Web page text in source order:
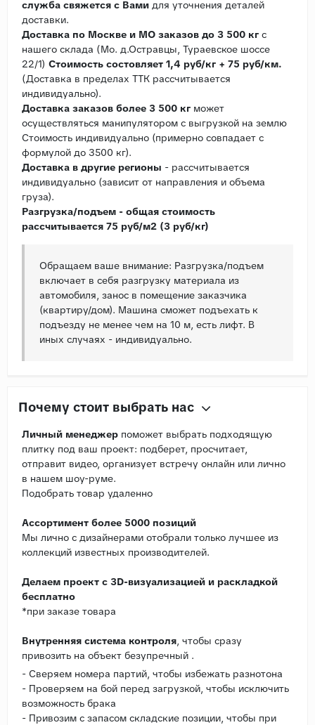
служба свяжется с Вами для уточнения деталей
доставки.
Доставка по Москве и МО заказов до 3 500 кг с
нашего склада (Мо. д.Остравцы, Тураевское шоссе
22/1) Стоимость состовляет 1,4 руб/кг + 75 руб/км.
(Доставка в пределах ТТК рассчитывается
индивидуально).
Доставка заказов более 3 500 кг может
осуществляться манипулятором с выгрузкой на землю
Стоимость индивидуально (примерно совпадает с
формулой до 3500 кг).
Доставка в другие регионы - рассчитывается
индивидуально (зависит от направления и объема
груза).
Разгрузка/подъем - общая стоимость
рассчитывается 75 руб/м2 (3 руб/кг)
Обращаем ваше внимание: Разгрузка/подъем
включает в себя разгрузку материала из
автомобиля, занос в помещение заказчика
(квартиру/дом). Машина сможет подъехать к
подъезду не менее чем на 10 м, есть лифт. В
иных случаях - индивидуально.
Почему стоит выбрать нас
Личный менеджер поможет выбрать подходящую
плитку под ваш проект: подберет, просчитает,
отправит видео, организует встречу онлайн или лично
в нашем шоу-руме.
Подобрать товар удаленно
Ассортимент более 5000 позиций
Мы лично с дизайнерами отобрали только лучшее из
коллекций известных производителей.
Делаем проект с 3D-визуализацией и раскладкой
бесплатно
*при заказе товара
Внутренняя система контроля , чтобы сразу
привозить на объект безупречный .
- Сверяем номера партий, чтобы избежать разнотона
- Проверяем на бой перед загрузкой, чтобы исключить
возможность брака
- Привозим с запасом складские позиции, чтобы при